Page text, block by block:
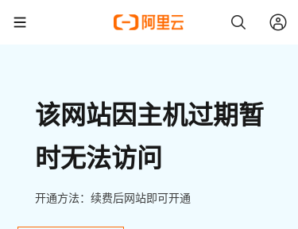
该网站因主机过期暂
时无法访问
开通方法：续费后网站即可开通